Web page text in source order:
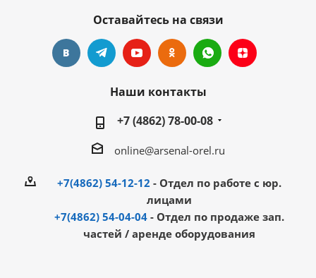
Оставайтесь на связи
Наши контакты
+7 (4862) 78-00-08
online@arsenal-orel.ru
+7(4862) 54-12-12 - Отдел по работе с юр.
лицами
+7(4862) 54-04-04 - Отдел по продаже зап.
частей / аренде оборудования